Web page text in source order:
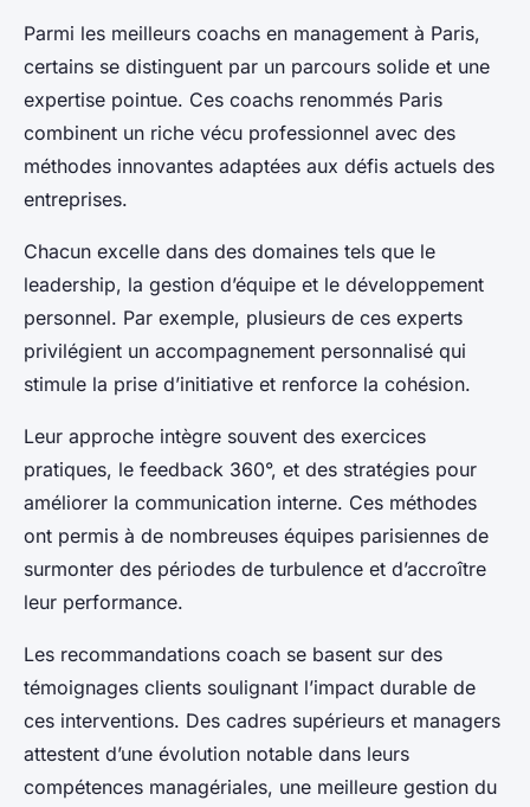
Parmi les meilleurs coachs en management à Paris,
certains se distinguent par un parcours solide et une
expertise pointue. Ces coachs renommés Paris
combinent un riche vécu professionnel avec des
méthodes innovantes adaptées aux défis actuels des
entreprises.
Chacun excelle dans des domaines tels que le
leadership, la gestion d’équipe et le développement
personnel. Par exemple, plusieurs de ces experts
privilégient un accompagnement personnalisé qui
stimule la prise d’initiative et renforce la cohésion.
Leur approche intègre souvent des exercices
pratiques, le feedback 360°, et des stratégies pour
améliorer la communication interne. Ces méthodes
ont permis à de nombreuses équipes parisiennes de
surmonter des périodes de turbulence et d’accroître
leur performance.
Les recommandations coach se basent sur des
témoignages clients soulignant l’impact durable de
ces interventions. Des cadres supérieurs et managers
attestent d’une évolution notable dans leurs
compétences managériales, une meilleure gestion du